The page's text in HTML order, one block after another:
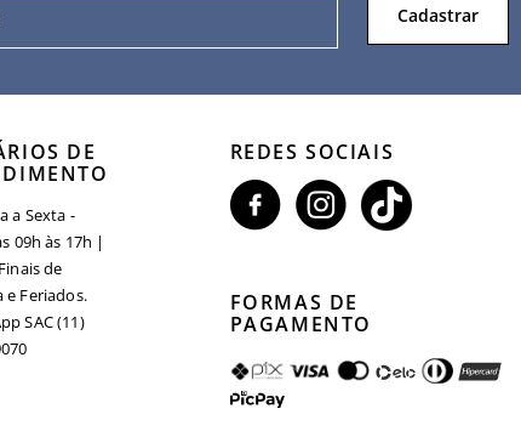
Cadastrar
DE
a Sexta -
09h às 17h |
de
e Feriados.
SAC (11)
REDES SOCIAIS
FORMAS DE
PAGAMENTO